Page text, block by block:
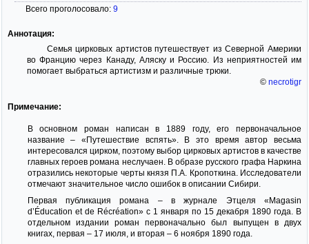
Всего проголосовало: 9
Аннотация:
Семья цирковых артистов путешествует из Северной Америки
во Францию через Канаду, Аляску и Россию. Из неприятностей им
помогает выбраться артистизм и различные трюки.
© necrotigr
Примечание:
В основном роман написан в 1889 году, его первоначальное
название – «Путешествие вспять». В это время автор весьма
интересовался цирком, поэтому выбор цирковых артистов в качестве
главных героев романа неслучаен. В образе русского графа Наркина
отразились некоторые черты князя П.А. Кропоткина. Исследователи
отмечают значительное число ошибок в описании Сибири.
Первая публикация романа – в журнале Этцеля «Magasin
d’Éducation et de Récréation» с 1 января по 15 декабря 1890 года. В
отдельном издании роман первоначально был выпущен в двух
книгах, первая – 17 июля, и вторая – 6 ноября 1890 года.